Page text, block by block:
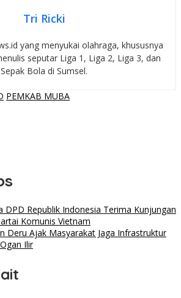
Tri Ricki
yang menyukai olahraga, khususnya
seputar Liga 1, Liga 2, Liga 3, dan
Sepak Bola di Sumsel.
PEMKAB MUBA
DPD Republik Indonesia Terima Kunjungan
Komunis Vietnam
Deru Ajak Masyarakat Jaga Infrastruktur
Ilir